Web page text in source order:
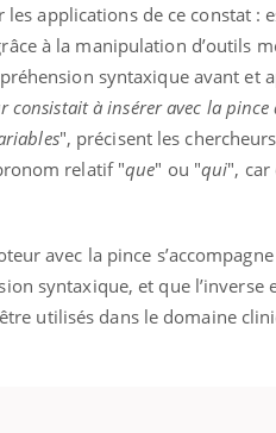
les applications de ce constat :
à la manipulation d’outils
syntaxique avant et
consistait à insérer avec la
", précisent les
relatif "que" ou "qui", car
avec la pince
syntaxique, et que l’inverse
utilisés dans le domaine